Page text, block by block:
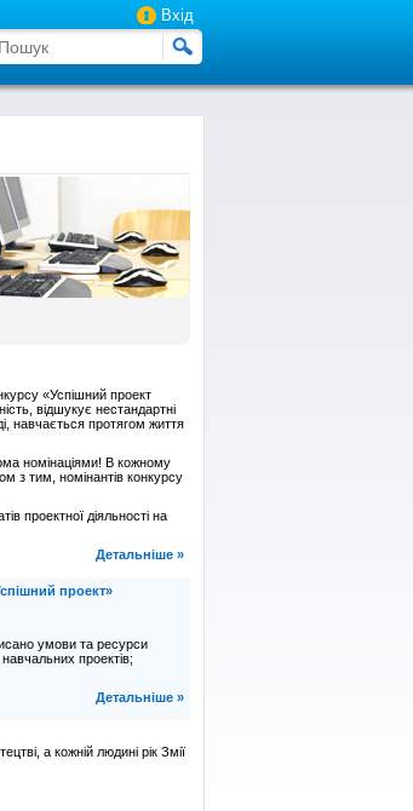
Вхід
«Успішний проект
відшукує нестандартні
навчається протягом життя
номінаціями! В кожному
з тим, номінантів конкурсу
проектної діяльності на
Детальніше »
проект»
умови та ресурси
проектів;
Детальніше »
а кожній людинi рік Змії